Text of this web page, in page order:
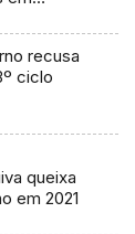
recusa
ciclo
queixa
em 2021